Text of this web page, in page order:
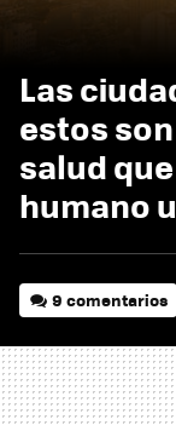
Las
estos
salud
humano
9 comentarios